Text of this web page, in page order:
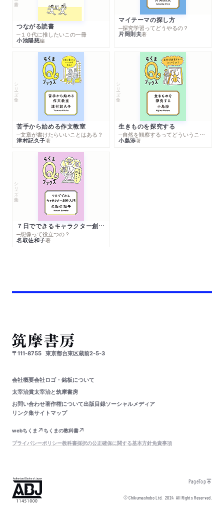
つながる読書
─１０代に推したいこの一冊
小池陽慈編
マイテーマの探し方
─探究学習ってどうやるの？
片岡則夫著
シリーズ・全集
苦手から始める作文教室
─文章が書けたらいいことはある？
津村記久子著
シリーズ・全集
生きものを探究する
─自然を観察するってどういうこと？
小島渉著
シリーズ・全集
７日でできるキャラクター創作入門
─想像って役立つの？
名取佐和子著
〒111-8755 東京都台東区蔵前2-5-3
会社概要会社ロゴ・銘板について
太宰治賞太宰治と筑摩書房
お問い合わせ著作権について出版目録ソーシャルメディア
リンク集サイトマップ
webちくま
ちくまの教科書
プライバシーポリシー教科書採択の公正確保に関する基本方針免責事項
PageTop
© Chikumashobo Ltd.2024 All Rights Reserved.